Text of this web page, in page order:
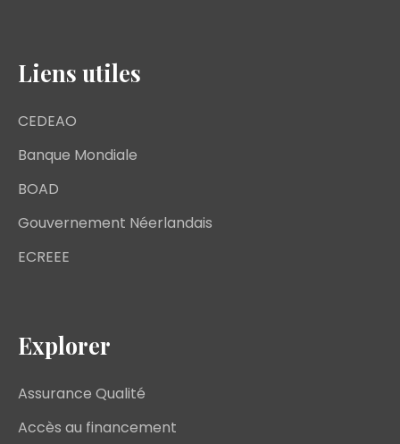
Liens utiles
CEDEAO
Banque Mondiale
BOAD
Gouvernement Néerlandais
ECREEE
Explorer
Assurance Qualité
Accès au financement